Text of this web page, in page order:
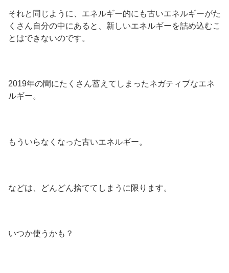
それと同じように、エネルギー的にも古いエネルギーがた
くさん自分の中にあると、新しいエネルギーを詰め込むこ
とはできないのです。
2019年の間にたくさん蓄えてしまったネガティブなエネ
ルギー。
もういらなくなった古いエネルギー。
などは、どんどん捨ててしまうに限ります。
いつか使うかも？